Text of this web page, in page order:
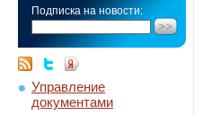
Подписка на новости:
Управление
документами